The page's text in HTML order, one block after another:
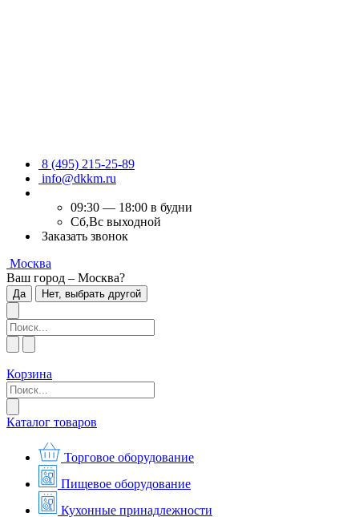
8 (495) 215-25-89
info@dkkm.ru
09:30 — 18:00 в будни
Сб,Вс выходной
Заказать звонок
Москва
Ваш город – Москва?
Да Нет, выбрать другой
Корзина
Каталог товаров
Торговое оборудование
Пищевое оборудование
Кухонные принадлежности